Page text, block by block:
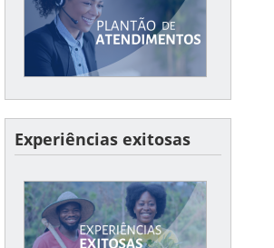
Experiências exitosas